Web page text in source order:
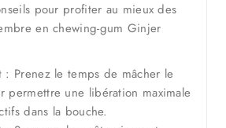
pour profiter au mieux des
en chewing-gum Ginjer
: Prenez le temps de mâcher le
permettre une libération maximale
dans la bouche.